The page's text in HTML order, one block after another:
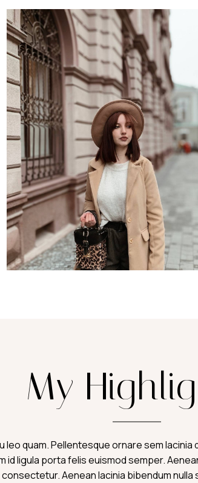
My
leo quam. Pellentesque ornare sem lacinia
id ligula porta felis euismod semper.
consectetur. Aenean lacinia bibendum